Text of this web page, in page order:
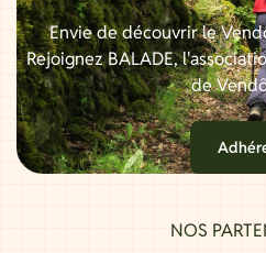
Envie de découvrir le
Rejoignez BALADE,
de
NOS